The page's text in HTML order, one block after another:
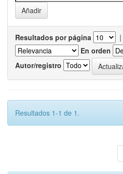
Resultados por página |
En orden
Autor/registro
Resultados 1-1 de 1.